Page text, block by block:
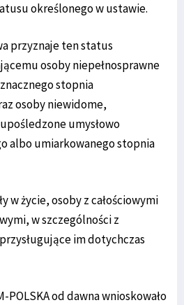
określonego w ustawie.
przyznaje ten status
osoby niepełnosprawne
stopnia
osoby niewidome,
umysłowo
albo umiarkowanego stopnia
w życie, osoby z całościowymi
w szczególności z
im dotychczas
POLSKA od dawna wnioskowało